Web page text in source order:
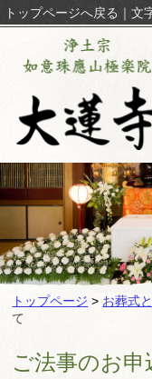
トップページへ戻る ｜ 文
トップページ > お葬式
て
ご法事のお